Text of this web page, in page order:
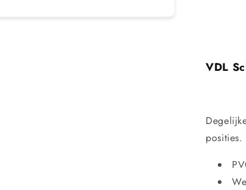
VDL
posities.